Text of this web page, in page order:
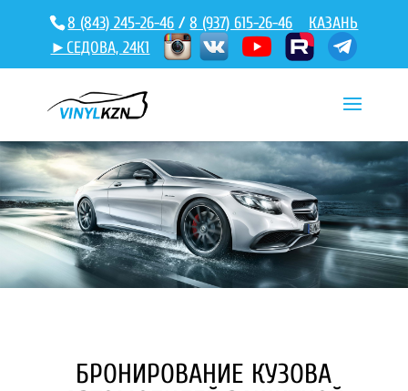
8 (843) 245-26-46 /8 (937) 615-26-46
КАЗАНЬ
►СЕДОВА, 24К1
БРОНИРОВАНИЕ КУЗОВА